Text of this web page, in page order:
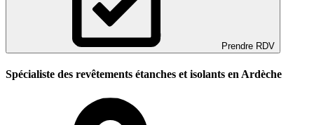
Prendre RDV
Spécialiste des revêtements étanches et isolants en Ardèche